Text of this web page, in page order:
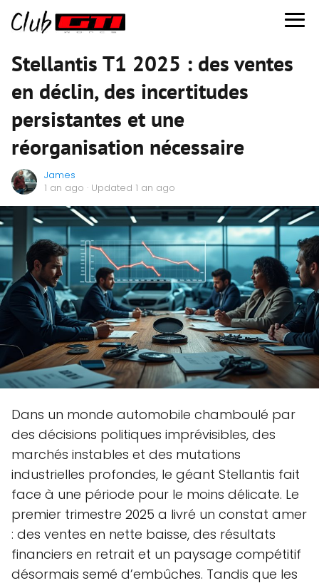
Stellantis T1 2025 : des ventes
en déclin, des incertitudes
persistantes et une
réorganisation nécessaire
James
1 an ago · Updated 1 an ago
Dans un monde automobile chamboulé par
des décisions politiques imprévisibles, des
marchés instables et des mutations
industrielles profondes, le géant Stellantis fait
face à une période pour le moins délicate. Le
premier trimestre 2025 a livré un constat amer
: des ventes en nette baisse, des résultats
financiers en retrait et un paysage compétitif
désormais semé d’embûches. Tandis que les